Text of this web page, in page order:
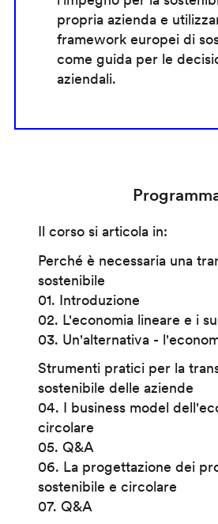
propria azienda e
framework europei di
come guida per le
aziendali.
Il corso si articola in:
Perché è necessaria una
sostenibile
01. Introduzione
02. L'economia lineare e i
03. Un'alternativa -
Strumenti pratici per la
sostenibile delle aziende
04. I business model
circolare
05. Q&A
06. La progettazione dei
sostenibile e circolare
07. Q&A